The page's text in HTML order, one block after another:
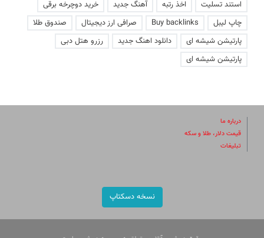
استند تسلیت
اخذ رتبه آهنگ جدید
خرید دوچرخه برقی
چاپ لیبل
Buy backlinks صرافی ارز دیجیتال
صندوق طلا
پارتیشن شیشه ای
دانلود اهنگ جدید
رزرو هتل دبی
پارتیشن شیشه ای
درباره ما
قیمت دلار، طلا و سکه
تبلیغات
نسخه دسکتاپ